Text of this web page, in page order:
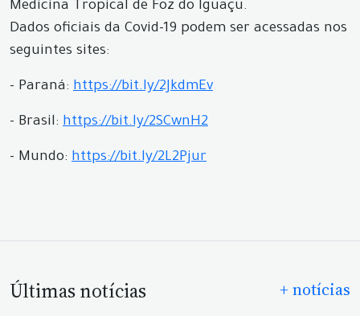
Medicina Tropical de Foz do Iguaçu.
Dados oficiais da Covid-19 podem ser acessadas nos
seguintes sites:
- Paraná: https://bit.ly/2JkdmEv
- Brasil: https://bit.ly/2SCwnH2
- Mundo: https://bit.ly/2L2Pjur
Últimas notícias + notícias